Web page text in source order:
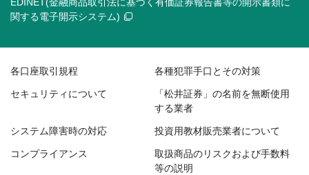
EDINET(金融商品取引法に基づく有価証券報告書等の開示書類に
関する電子開示システム)
各口座取引規程 各種犯罪手口とその対策
セキュリティについて
「松井証券」の名前を無断使用
する業者
システム障害時の対応 投資用教材販売業者について
コンプライアンス
取扱商品のリスクおよび手数料
等の説明